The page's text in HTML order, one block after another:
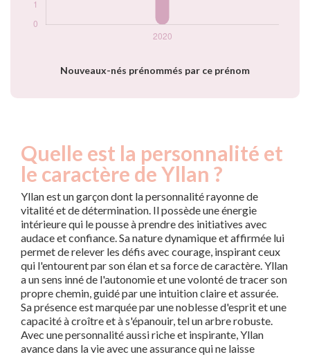
Nouveaux-nés prénommés par ce prénom
Quelle est la personnalité et
le caractère de Yllan ?
Yllan est un garçon dont la personnalité rayonne de
vitalité et de détermination. Il possède une énergie
intérieure qui le pousse à prendre des initiatives avec
audace et confiance. Sa nature dynamique et affirmée lui
permet de relever les défis avec courage, inspirant ceux
qui l'entourent par son élan et sa force de caractère. Yllan
a un sens inné de l'autonomie et une volonté de tracer son
propre chemin, guidé par une intuition claire et assurée.
Sa présence est marquée par une noblesse d'esprit et une
capacité à croître et à s'épanouir, tel un arbre robuste.
Avec une personnalité aussi riche et inspirante, Yllan
avance dans la vie avec une assurance qui ne laisse